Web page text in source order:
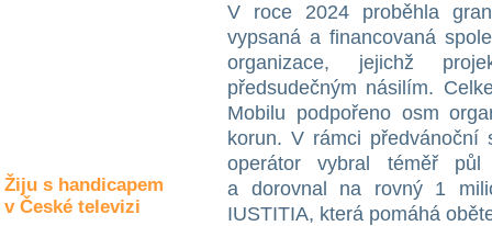
Žiju s handicapem
v České televizi
V roce 2024 proběhla
vypsaná a financovaná
organizace, jejichž
předsudečným násilím.
Mobilu podpořeno osm
korun. V rámci
operátor vybral téměř půl
a dorovnal na rovný 1
IUSTITIA, která pomáhá